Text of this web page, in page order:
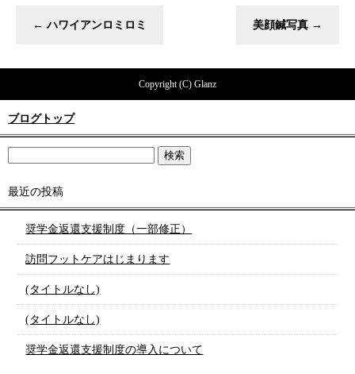
← ハワイアンロミロミ 美顔鍼写真 →
Copyright (C) Glanz
ブログトップ
最近の投稿
奨学金返還支援制度（一部修正）
訪問フットケアはじまります
(タイトルなし)
(タイトルなし)
奨学金返還支援制度の導入について